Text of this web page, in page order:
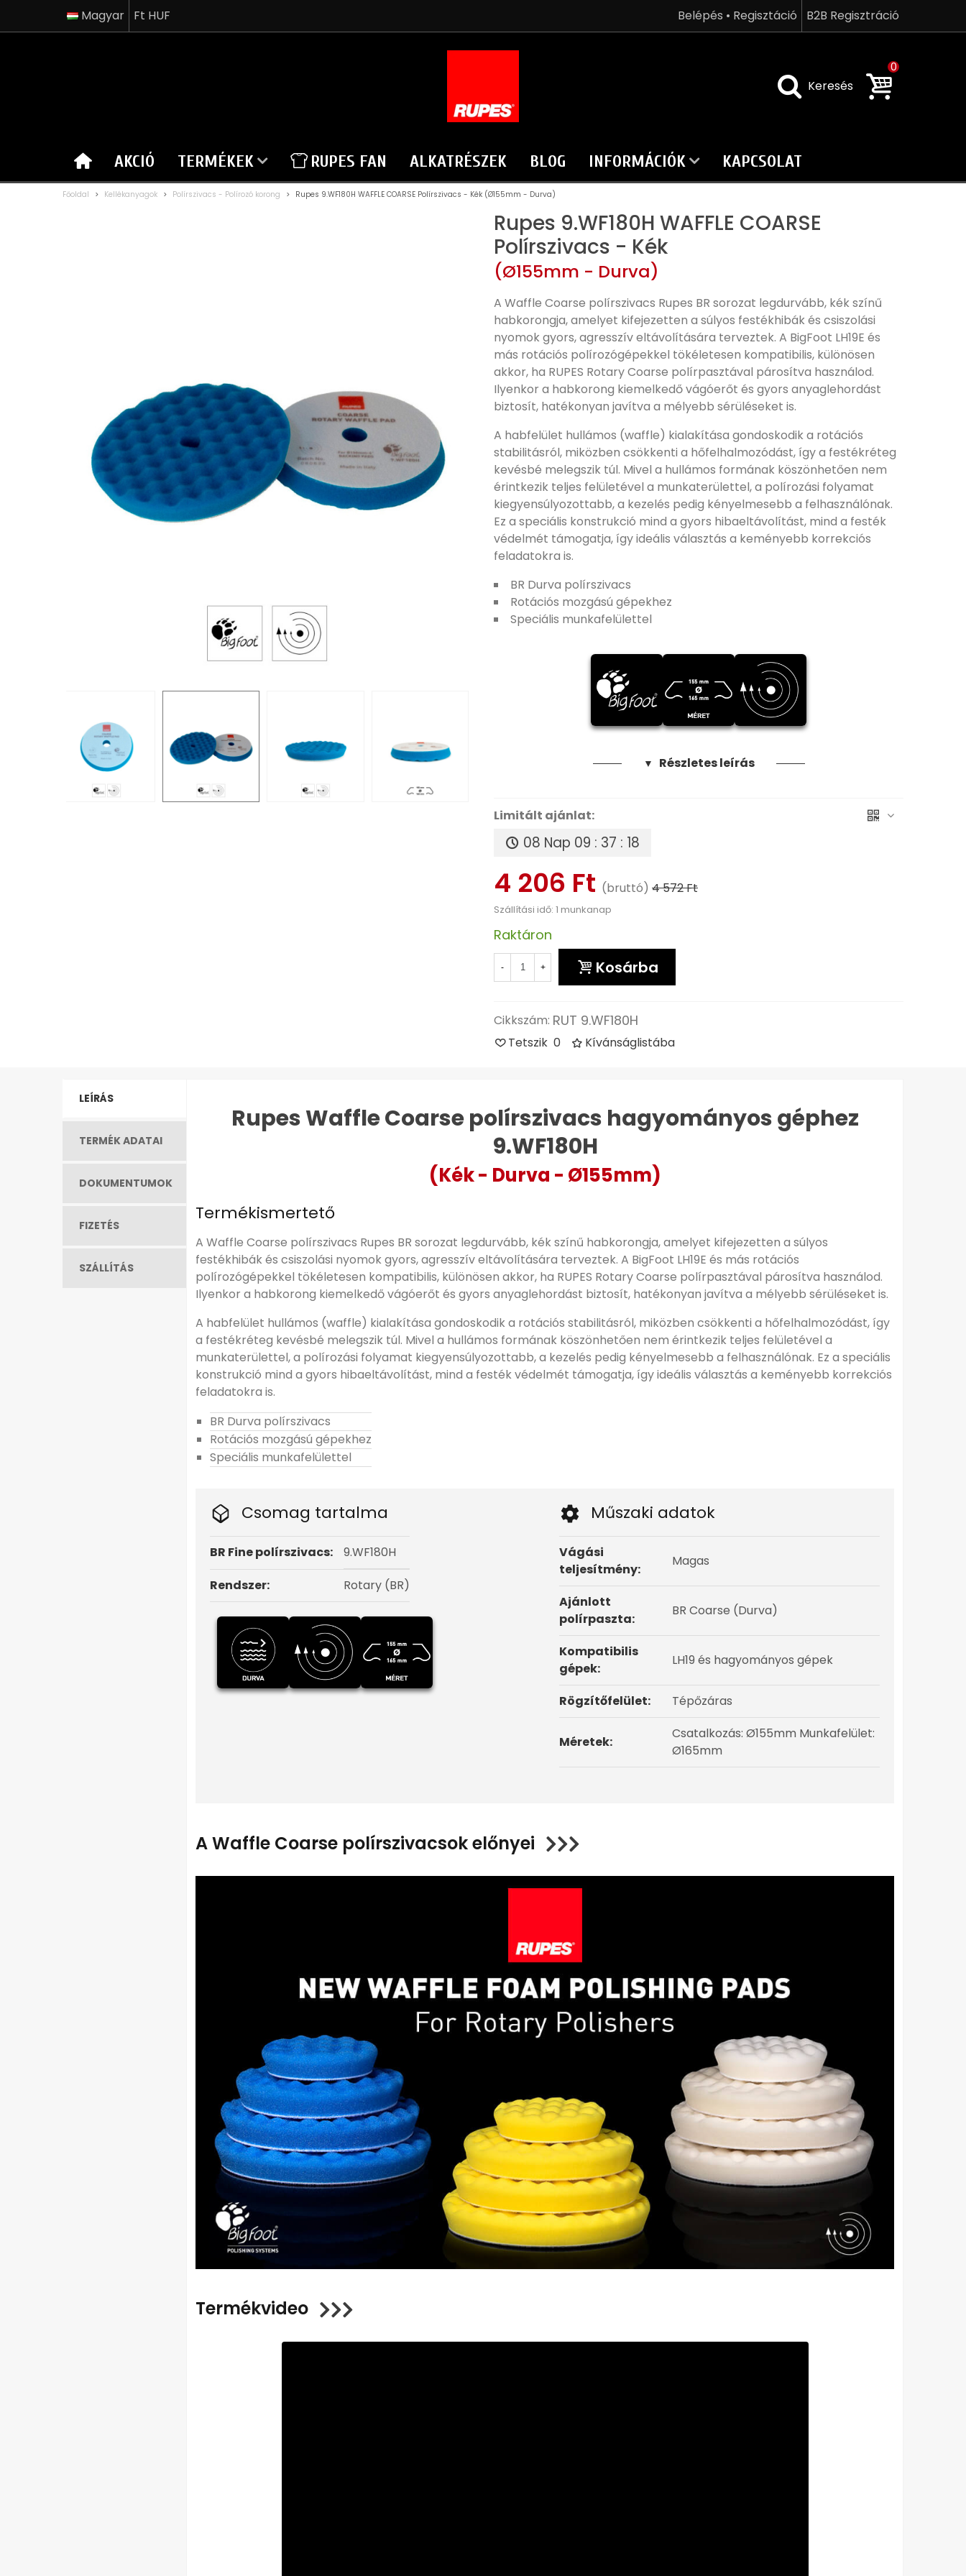
Magyar Ft HUF Belépés • Regisztáció B2B Regisztráció
Keresés
0
AKCIÓ TERMÉKEK RUPES FAN ALKATRÉSZEK BLOG INFORMÁCIÓK KAPCSOLAT
Főoldal > Kellékanyagok > Polírszivacs - Polírozó korong > Rupes 9.WF180H WAFFLE COARSE Polírszivacs - Kék (Ø155mm - Durva)
Rupes 9.WF180H WAFFLE COARSE
Polírszivacs - Kék
(Ø155mm - Durva)
A Waffle Coarse polírszivacs Rupes BR sorozat legdurvább, kék színű
habkorongja, amelyet kifejezetten a súlyos festékhibák és csiszolási
nyomok gyors, agresszív eltávolítására terveztek. A BigFoot LH19E és
más rotációs polírozógépekkel tökéletesen kompatibilis, különösen
akkor, ha RUPES Rotary Coarse polírpasztával párosítva használod.
Ilyenkor a habkorong kiemelkedő vágóerőt és gyors anyaglehordást
biztosít, hatékonyan javítva a mélyebb sérüléseket is.
A habfelület hullámos (waffle) kialakítása gondoskodik a rotációs
stabilitásról, miközben csökkenti a hőfelhalmozódást, így a festékréteg
kevésbé melegszik túl. Mivel a hullámos formának köszönhetően nem
érintkezik teljes felületével a munkaterülettel, a polírozási folyamat
kiegyensúlyozottabb, a kezelés pedig kényelmesebb a felhasználónak.
Ez a speciális konstrukció mind a gyors hibaeltávolítást, mind a festék
védelmét támogatja, így ideális választás a keményebb korrekciós
feladatokra is.
BR Durva polírszivacs
Rotációs mozgású gépekhez
Speciális munkafelülettel
▼ Részletes leírás
Limitált ajánlat:
08 Nap 09 : 37 : 16
4 206 Ft (bruttó) 4 572 Ft
Szállítási idő: 1 munkanap
Raktáron
- + Kosárba
Cikkszám: RUT 9.WF180H
Tetszik 0 Kívánságlistába
LEÍRÁS
TERMÉK ADATAI
DOKUMENTUMOK
FIZETÉS
SZÁLLÍTÁS
Rupes Waffle Coarse polírszivacs hagyományos géphez
9.WF180H
(Kék - Durva - Ø155mm)
Termékismertető
A Waffle Coarse polírszivacs Rupes BR sorozat legdurvább, kék színű habkorongja, amelyet kifejezetten a súlyos
festékhibák és csiszolási nyomok gyors, agresszív eltávolítására terveztek. A BigFoot LH19E és más rotációs
polírozógépekkel tökéletesen kompatibilis, különösen akkor, ha RUPES Rotary Coarse polírpasztával párosítva használod.
Ilyenkor a habkorong kiemelkedő vágóerőt és gyors anyaglehordást biztosít, hatékonyan javítva a mélyebb sérüléseket is.
A habfelület hullámos (waffle) kialakítása gondoskodik a rotációs stabilitásról, miközben csökkenti a hőfelhalmozódást, így
a festékréteg kevésbé melegszik túl. Mivel a hullámos formának köszönhetően nem érintkezik teljes felületével a
munkaterülettel, a polírozási folyamat kiegyensúlyozottabb, a kezelés pedig kényelmesebb a felhasználónak. Ez a speciális
konstrukció mind a gyors hibaeltávolítást, mind a festék védelmét támogatja, így ideális választás a keményebb korrekciós
feladatokra is.
BR Durva polírszivacs
Rotációs mozgású gépekhez
Speciális munkafelülettel
Csomag tartalma
BR Fine polírszivacs:
9.WF180H
Rendszer:
Rotary (BR)
Műszaki adatok
Vágási
teljesítmény:
Magas
Ajánlott
polírpaszta:
BR Coarse (Durva)
Kompatibilis
gépek:
LH19 és hagyományos gépek
Rögzítőfelület: Tépőzáras
Méretek:
Csatalkozás: Ø155mm Munkafelület:
Ø165mm
A Waffle Coarse polírszivacsok előnyei
Termékvideo